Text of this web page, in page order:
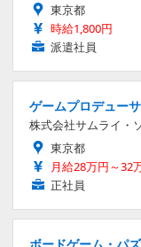
東京都
時給1,800円
派遣社員
ゲームプロデュー
株式会社サムライ・
東京都
月給28万円～32
正社員